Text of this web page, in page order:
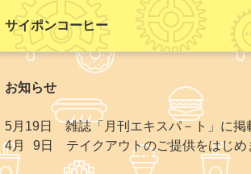
サイポンコーヒー
お知らせ
5月19日 雑誌「月刊エキスパ－ト」に掲
4月 9日 テイクアウトのご提供をはじめ